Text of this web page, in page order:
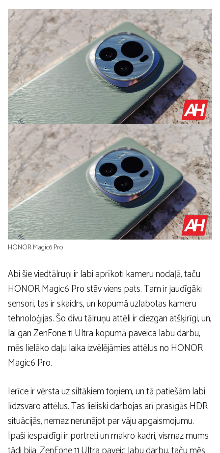
HONOR Magic6 Pro
Abi šie viedtālruņi ir labi aprīkoti kameru nodaļā, taču
HONOR Magic6 Pro stāv viens pats. Tam ir jaudīgāki
sensori, tas ir skaidrs, un kopumā uzlabotas kameru
tehnoloģijas. Šo divu tālruņu attēli ir diezgan atšķirīgi, un,
lai gan ZenFone 11 Ultra kopumā paveica labu darbu,
mēs lielāko daļu laika izvēlējāmies attēlus no HONOR
Magic6 Pro.
Ierīce ir vērsta uz siltākiem toņiem, un tā patiešām labi
līdzsvaro attēlus. Tas lieliski darbojas arī prasīgās HDR
situācijās, nemaz nerunājot par vāju apgaismojumu.
Īpaši iespaidīgi ir portreti un makro kadri, vismaz mums